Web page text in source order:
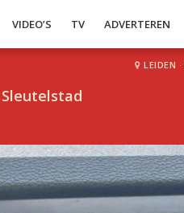
VIDEO’S TV ADVERTEREN
LEIDEN ·